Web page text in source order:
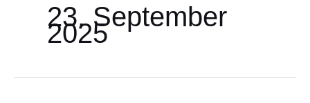
23. September
2025